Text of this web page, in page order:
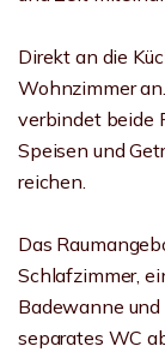
Direkt an die
Wohnzimmer
verbindet beide
Speisen und
reichen.
Das
Schlafzimmer,
Badewanne
separates WC